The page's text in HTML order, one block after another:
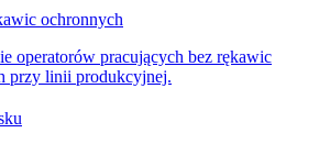
ochronnych
operatorów pracujących bez rękawic
przy linii produkcyjnej.